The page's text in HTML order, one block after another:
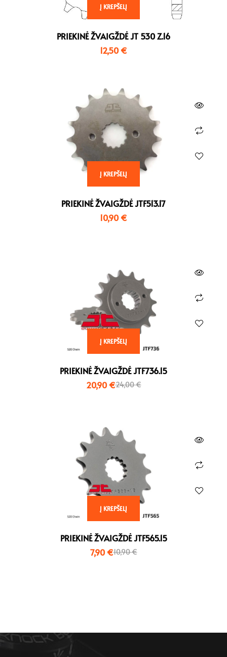
Į KREPŠELĮ
PRIEKINĖ ŽVAIGŽDĖ JT 530 Z.16
12,50 €
Į KREPŠELĮ
PRIEKINĖ ŽVAIGŽDĖ JTF513.17
10,90 €
Į KREPŠELĮ
PRIEKINĖ ŽVAIGŽDĖ JTF736.15
24,00€
20,90 €
Į KREPŠELĮ
PRIEKINĖ ŽVAIGŽDĖ JTF565.15
10,90€
7,90 €